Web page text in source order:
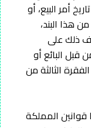
تاريخ أمر البيع، أو
هذا البند،
ذلك على
قبل البائع أو
الثالثة من
قوانين المملكة